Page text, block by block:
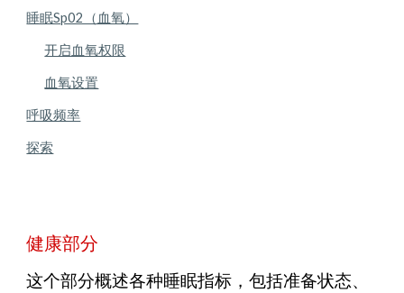
睡眠Sp02（血氧）
开启血氧权限
血氧设置
呼吸频率
探索
健康部分
这个部分概述各种睡眠指标，包括准备状态、